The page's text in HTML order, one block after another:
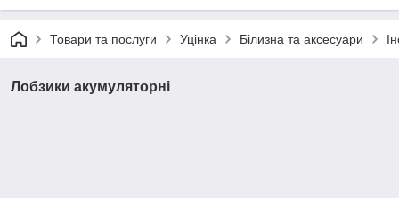
Товари та послуги Уцінка Білизна та аксесуари
Лобзики акумуляторні